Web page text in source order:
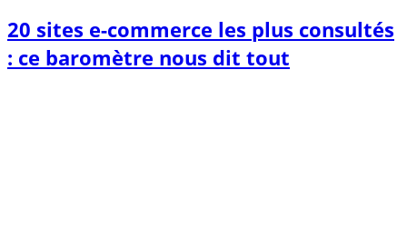
20 sites e-commerce les plus consultés
: ce baromètre nous dit tout